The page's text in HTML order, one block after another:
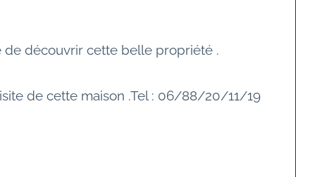
de découvrir cette belle propriété .
de cette maison .Tel : 06/88/20/11/19